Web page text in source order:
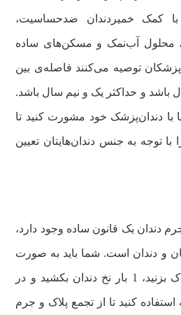
با کمک خمیردندان ضدحساسیت،
محلول آب‌نمک و مسکن‌های ساده
توصیه می‌کنند فاصله‌ی بین
و حداکثر یک و نیم سال باشد.
با دندان‌پزشک خود مشورت کنید تا
توجه به جنس دندان‌هایتان تعیین
دندان یک قانون ساده وجود دارد،
و دندان است. شما باید به صورت
روزانه حداقل 2 بار مسواک بزنید، 1 بار نخ دندان بکشید و در
کنید تا از تجمع پلاک و جرم